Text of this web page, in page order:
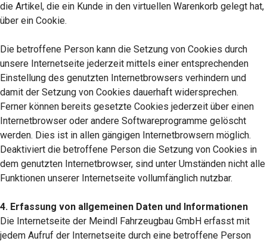
die Artikel, die ein Kunde in den virtuellen Warenkorb gelegt hat,
über ein Cookie.
Die betroffene Person kann die Setzung von Cookies durch
unsere Internetseite jederzeit mittels einer entsprechenden
Einstellung des genutzten Internetbrowsers verhindern und
damit der Setzung von Cookies dauerhaft widersprechen.
Ferner können bereits gesetzte Cookies jederzeit über einen
Internetbrowser oder andere Softwareprogramme gelöscht
werden. Dies ist in allen gängigen Internetbrowsern möglich.
Deaktiviert die betroffene Person die Setzung von Cookies in
dem genutzten Internetbrowser, sind unter Umständen nicht alle
Funktionen unserer Internetseite vollumfänglich nutzbar.
4. Erfassung von allgemeinen Daten und Informationen
Die Internetseite der Meindl Fahrzeugbau GmbH erfasst mit
jedem Aufruf der Internetseite durch eine betroffene Person